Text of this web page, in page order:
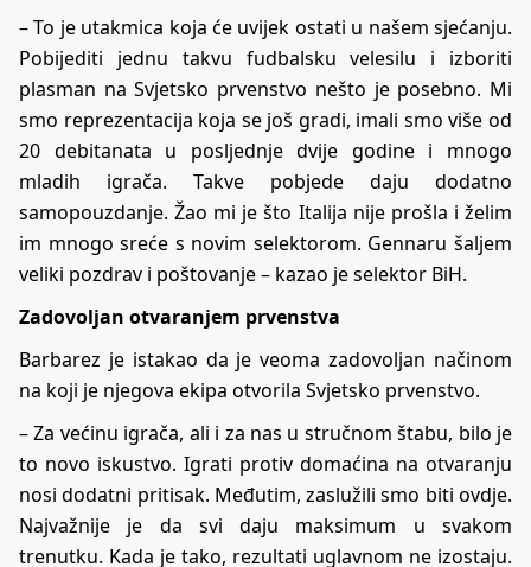
– To je utakmica koja će uvijek ostati u našem sjećanju.
Pobijediti jednu takvu fudbalsku velesilu i izboriti
plasman na Svjetsko prvenstvo nešto je posebno. Mi
smo reprezentacija koja se još gradi, imali smo više od
20 debitanata u posljednje dvije godine i mnogo
mladih igrača. Takve pobjede daju dodatno
samopouzdanje. Žao mi je što Italija nije prošla i želim
im mnogo sreće s novim selektorom. Gennaru šaljem
veliki pozdrav i poštovanje – kazao je selektor BiH.
Zadovoljan otvaranjem prvenstva
Barbarez je istakao da je veoma zadovoljan načinom
na koji je njegova ekipa otvorila Svjetsko prvenstvo.
– Za većinu igrača, ali i za nas u stručnom štabu, bilo je
to novo iskustvo. Igrati protiv domaćina na otvaranju
nosi dodatni pritisak. Međutim, zaslužili smo biti ovdje.
Najvažnije je da svi daju maksimum u svakom
trenutku. Kada je tako, rezultati uglavnom ne izostaju.